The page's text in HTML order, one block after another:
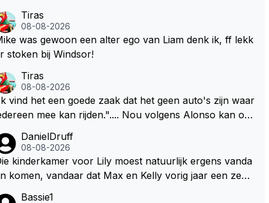
het lichter, korter en smaller zou moeten onderschrij
maar het is niet gezegd dat ik zijn visie van het huidig
volg. Om de borst vooruit te houden zonder g
een groot deel belangrijker dan de batterij in verho
65/35 en niemand zeurt meer. De verbetering van
F1 zit in de brandstof. De batterij zorgt op den duur w
voor een ander milieu probleem. Door de klimaatgek
is de F1 en auto industrie ook de batterij richting opgeg
Deze batterij heeft het gewicht in de F1 autos erg o
geschroefd. Daar zou je al een behoorlijke gewic
mee doen en ruimte creëren om de aut
kleiner en smaller te maken. Om weer echte raceaut
Tiras
08-08-2026
was gewoon een alter ego van Liam denk ik, ff lekk
stoken bij Windsor!
Tiras
08-08-2026
vind het een goede zaak dat het geen auto's zijn waar
mee kan rijden.".... Nou volgens Alonso kan on
deze auto nu besturen.
DanielDruff
08-08-2026
kinderkamer voor Lily moest natuurlijk ergens vanda
komen, vandaar dat Max en Kelly vorig jaar een zeer
Bassie1